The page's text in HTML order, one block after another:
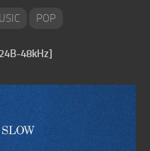
POP
48kHz]